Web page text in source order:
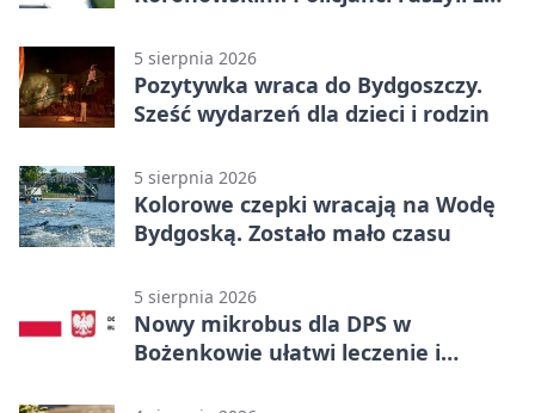
5 sierpnia 2026
Pozytywka wraca do Bydgoszczy.
Sześć wydarzeń dla dzieci i rodzin
5 sierpnia 2026
Kolorowe czepki wracają na Wodę
Bydgoską. Zostało mało czasu
5 sierpnia 2026
Nowy mikrobus dla DPS w
Bożenkowie ułatwi leczenie i